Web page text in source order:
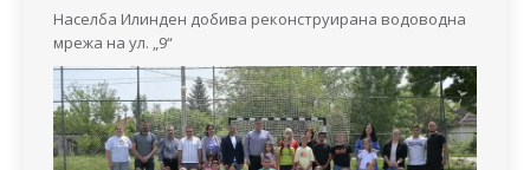
Населба Илинден добива реконструирана водоводна
мрежа на ул. „9“